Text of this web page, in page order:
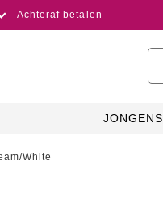
Achteraf betalen
JONGENS
White